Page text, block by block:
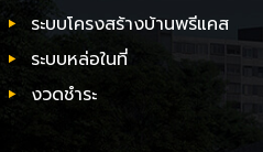
ระบบโครงสร้างบ้านพรีแคส
ระบบหล่อในที่
งวดชำระ